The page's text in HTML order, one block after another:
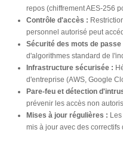
repos (chiffrement AES-256
Contrôle d'accès :
personnel autorisé peut
Sécurité des mots de passe
d'algorithmes standard de
Infrastructure sécurisée :
d'entreprise (AWS, Google
Pare-feu et détection
prévenir les accès non
Mises à jour régulières :
mis à jour avec des correctifs